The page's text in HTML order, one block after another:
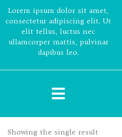
Lorem ipsum dolor sit amet,
consectetur adipiscing elit. Ut
elit tellus, luctus nec
ullamcorper mattis, pulvinar
dapibus leo.
Showing the single result